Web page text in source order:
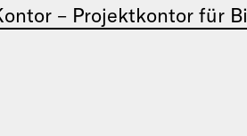
– Projektkontor für